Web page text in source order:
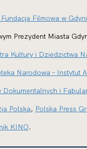
Filmowa w Gdyni
Prezydent Miasta
Kultury i Dziedzictwa
Narodowa – Instytut
i
Polska, Polska Press
KINO.